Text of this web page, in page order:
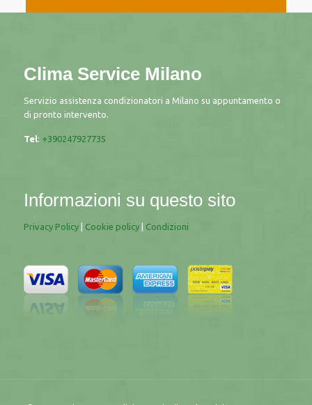
Clima Service Milano
Servizio assistenza condizionatori a Milano su appuntamento o
di pronto intervento.
Tel: +390247927735
Informazioni su questo sito
Privacy Policy| Cookie policy| Condizioni